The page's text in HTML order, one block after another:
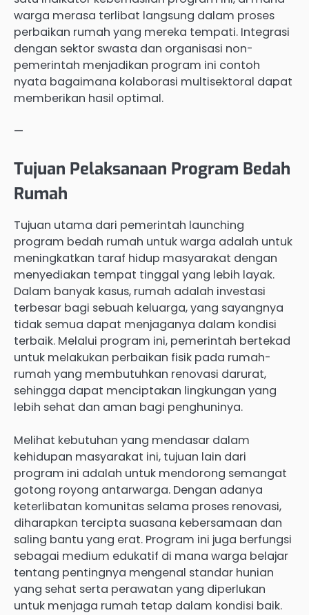
warga merasa terlibat langsung dalam proses
perbaikan rumah yang mereka tempati. Integrasi
dengan sektor swasta dan organisasi non-
pemerintah menjadikan program ini contoh
nyata bagaimana kolaborasi multisektoral dapat
memberikan hasil optimal.
—
Tujuan Pelaksanaan Program Bedah
Rumah
Tujuan utama dari pemerintah launching
program bedah rumah untuk warga adalah untuk
meningkatkan taraf hidup masyarakat dengan
menyediakan tempat tinggal yang lebih layak.
Dalam banyak kasus, rumah adalah investasi
terbesar bagi sebuah keluarga, yang sayangnya
tidak semua dapat menjaganya dalam kondisi
terbaik. Melalui program ini, pemerintah bertekad
untuk melakukan perbaikan fisik pada rumah-
rumah yang membutuhkan renovasi darurat,
sehingga dapat menciptakan lingkungan yang
lebih sehat dan aman bagi penghuninya.
Melihat kebutuhan yang mendasar dalam
kehidupan masyarakat ini, tujuan lain dari
program ini adalah untuk mendorong semangat
gotong royong antarwarga. Dengan adanya
keterlibatan komunitas selama proses renovasi,
diharapkan tercipta suasana kebersamaan dan
saling bantu yang erat. Program ini juga berfungsi
sebagai medium edukatif di mana warga belajar
tentang pentingnya mengenal standar hunian
yang sehat serta perawatan yang diperlukan
untuk menjaga rumah tetap dalam kondisi baik.